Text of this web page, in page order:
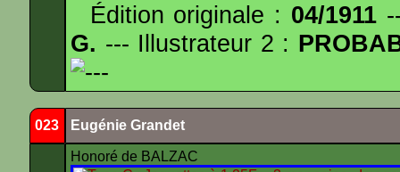
Édition originale : 04/1911
G. --- Illustrateur 2 :
---
023 Eugénie Grandet
Honoré de BALZAC